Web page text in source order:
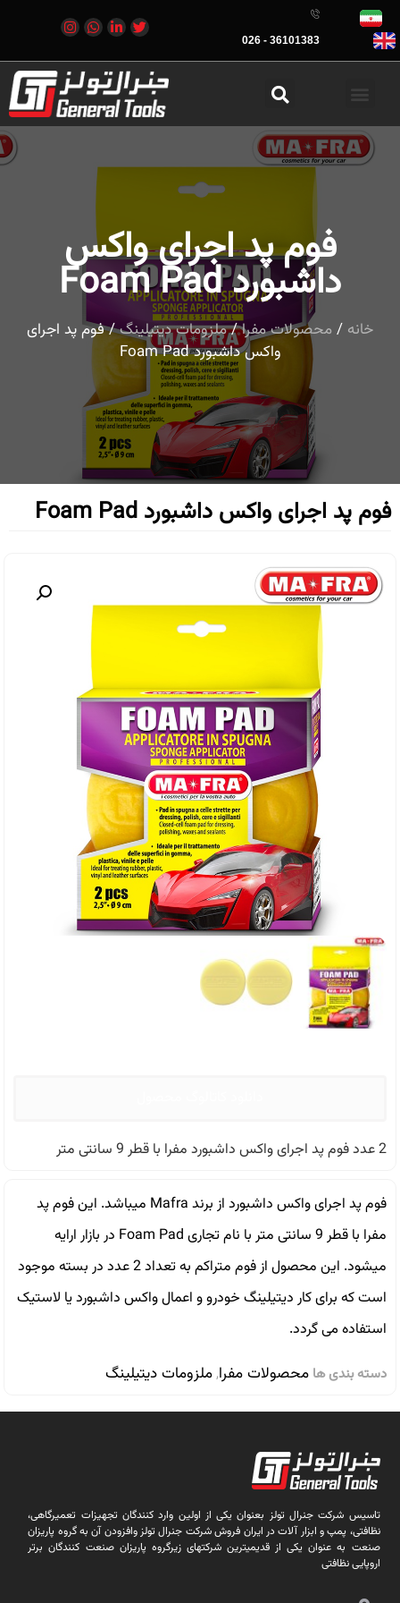
36101383 - 026
فوم پد اجرای واکس
داشبورد Foam Pad
خانه / محصولات مفرا/ملزومات دیتیلینگ/ فوم پد اجرای
واکس داشبورد Foam Pad
فوم پد اجرای واکس داشبورد Foam Pad
2 عدد فوم پد اجرای واکس داشبورد مفرا با قطر 9 سانتی متر
فوم پد اجرای واکس داشبورد از برند Mafra میباشد. این فوم پد
مفرا با قطر 9 سانتی متر با نام تجاری Foam Pad در بازار ارایه
میشود. این محصول از فوم متراکم به تعداد 2 عدد در بسته موجود
است که برای کار دیتیلینگ خودرو و اعمال واکس داشبورد یا لاستیک
استفاده می گردد.
دسته بندی ها محصولات مفرا,ملزومات دیتیلینگ
تاسیس شرکت جنرال تولز بعنوان یکی از اولین وارد کنندگان تجهیزات تعمیرگاهی،
نظافتی، پمپ و ابزار آلات در ایران فروش شرکت جنرال تولز وافزودن آن به گروه پاریزان
صنعت به عنوان یکی از قدیمیترین شرکتهای زیرگروه پاریزان صنعت کنندگان برتر
اروپایی نظافتی